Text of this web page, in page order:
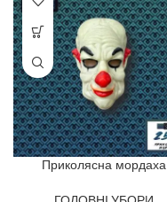
Приколясна мордаха